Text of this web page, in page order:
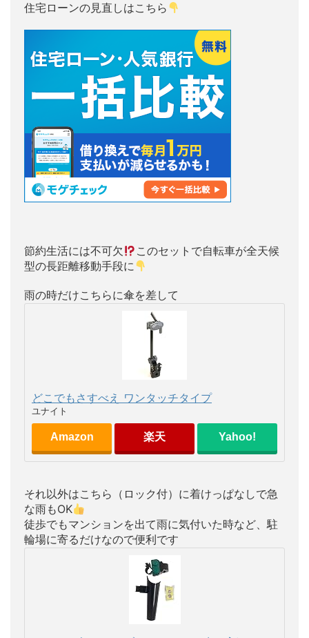
住宅ローンの見直しはこちら
節約生活には不可欠
このセットで自転車が全天候
型の長距離移動手段に
雨の時だけこちらに傘を差して
どこでもさすべえ ワンタッチタイプ
ユナイト
Amazon 楽天 Yahoo!
それ以外はこちら（ロック付）に着けっぱなしで急
な雨もOK
徒歩でもマンションを出て雨に気付いた時など、駐
輪場に寄るだけなので便利です